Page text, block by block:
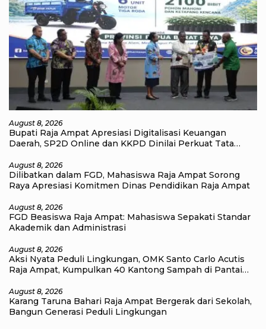
August 8, 2026
Bupati Raja Ampat Apresiasi Digitalisasi Keuangan
Daerah, SP2D Online dan KKPD Dinilai Perkuat Tata
August 8, 2026
Dilibatkan dalam FGD, Mahasiswa Raja Ampat Sorong
Raya Apresiasi Komitmen Dinas Pendidikan Raja Ampat
August 8, 2026
FGD Beasiswa Raja Ampat: Mahasiswa Sepakati Standar
Akademik dan Administrasi
August 8, 2026
Aksi Nyata Peduli Lingkungan, OMK Santo Carlo Acutis
Raja Ampat, Kumpulkan 40 Kantong Sampah di Pantai
August 8, 2026
Karang Taruna Bahari Raja Ampat Bergerak dari Sekolah,
Bangun Generasi Peduli Lingkungan